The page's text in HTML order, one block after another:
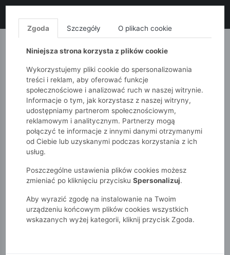
MONNARI QUIOSQUE
51015kids
Dziewczynki 2-7 lat
Skarpetki 3-pak dla małej dziewczynki
Zgoda Szczegóły O plikach cookie
Niniejsza strona korzysta z plików cookie
Wykorzystujemy pliki cookie do spersonalizowania
treści i reklam, aby oferować funkcje
społecznościowe i analizować ruch w naszej witrynie.
Informacje o tym, jak korzystasz z naszej witryny,
udostępniamy partnerom społecznościowym,
reklamowym i analitycznym. Partnerzy mogą
połączyć te informacje z innymi danymi otrzymanymi
od Ciebie lub uzyskanymi podczas korzystania z ich
usług.
Poszczególne ustawienia plików cookies możesz
zmieniać po kliknięciu przycisku Spersonalizuj.
Aby wyrazić zgodę na instalowanie na Twoim
urządzeniu końcowym plików cookies wszystkich
wskazanych wyżej kategorii, kliknij przycisk Zgoda.